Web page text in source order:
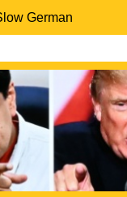
German